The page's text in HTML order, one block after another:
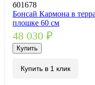
б01678
Бонсай Кармона в
плошке 60 см
48 030 ₽
Купить
Купить в 1 клик